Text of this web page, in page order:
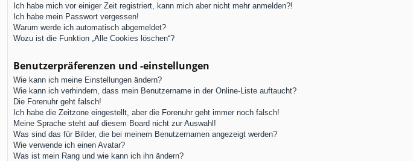
Ich habe mich vor einiger Zeit registriert, kann mich aber nicht mehr anmelden?!
Ich habe mein Passwort vergessen!
Warum werde ich automatisch abgemeldet?
Wozu ist die Funktion „Alle Cookies löschen“?
Benutzerpräferenzen und -einstellungen
Wie kann ich meine Einstellungen ändern?
Wie kann ich verhindern, dass mein Benutzername in der Online-Liste auftaucht?
Die Forenuhr geht falsch!
Ich habe die Zeitzone eingestellt, aber die Forenuhr geht immer noch falsch!
Meine Sprache steht auf diesem Board nicht zur Auswahl!
Was sind das für Bilder, die bei meinem Benutzernamen angezeigt werden?
Wie verwende ich einen Avatar?
Was ist mein Rang und wie kann ich ihn ändern?